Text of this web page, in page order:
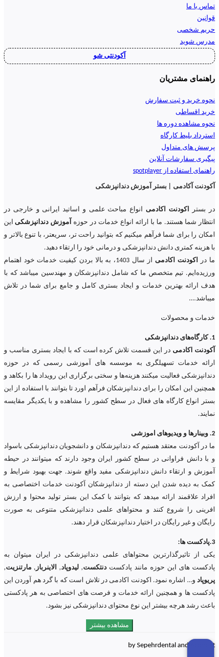
تماس با ما
قوانین
حریم شخصی
مدرس شوید
آکودنتی شو
راهنمای مشتریان
نحوه خرید و ثبت سفارش
خرید اقساطی
نحوه مشاهده دوره ها
استرداد بلیط کارگاه
پرسش های متداول
پیگیری سفارشات آنلاین
راهنمای استفاده از spotplayer
آکودنت آکادمی | بستر آموزش دندانپزشکی
در بستر اکودنت اکادمی انواع مباحث علمی و اساتید ایرانی و خارجی در
انتظار شما هستند. ما با ارائه انواع خدمات در حوزه آموزش دندانپزشکی این
امکان را برای شما فرآهم میکنیم که بتوانید راحت تر، سریعتر، با تنوع بالاتر و
با هزینه کمتری دانش دندانپزشکی و درمانی خود را ارتقاء دهید.
ما در
اکودنت اکادمی
از سال 1403، به بالا بردن کیفیت خدمات خود اهتمام
ورزیده‌‌ایم. تیم متخصص ما که شامل دندانپزشکان و مهندسین میباشد که با
هدف ارائه بهترین خدمات و ایجاد بستری کامل و جامع برای شما در تلاش
میباشد.…
خدمات و محصولات
1. کارگاه‌های دندانپزشکی
آکودنت اکادمی در این قسمت تلاش کرده است که با ایجاد بستری مناسب و
ارائه خدمات تسهیلگری به موسسه های آموزشی رسمی که در حوزه
دندانپزشکی فعالیت میکنند هزینه‌ها و سختی برگزاری این رویداد ها را بکاهد و
همچنین این امکان را برای دندانپزشکان فرآهم اورد تا بتوانند با استفاده از این
بستر انواع کارگاه های فعال در سطح کشور را مشاهده و با یکدیگر مقایسه
نمایند.
2. وبینارها و ویدیوهای اموزشی
ما در آکودنت معتقد هستیم که دندانپزشکان و دانشجویان دندانپزشکی باسواد
و با دانش فراوانی در سطح کشور ایران وجود دارند که میتوانند در حیطه
آموزش و ارتقاء دانش دندانپزشکی مفید واقع شوند. جهت بهبود شرایط و
کمک به دیده شدن این دسته از دندانپزشکان آکودنت خدمات اختصاصی به
افراد علاقمند ارائه میدهد که بتوانند با کمک این بستر تولید محتوا و ارزش
افرینی را شروع کنند و محتواهای علمی دندانپزشکی متنوعی به صورت
رایگان و غیر رایگان در اختیار دندانپزشکان قرار دهند.
3.پادکست ها:
یکی از تاثیرگذارترین محتواهای علمی دندانپزشکی در ایران میتوان به
پادکست های این حوزه مانند پادکست دنتکست, لیدوپاد, الاینرباز , مارتنزیت,
پریوپاد و… اشاره نمود. اکودنت اکادمی در تلاش است که با گرد هم آوردن این
پادکست ها و همچنین ارائه خدمات و فرصت های اختصاصی به هر پادکستی
باعث رشد هرچه بیشتر این نوع محتوای دندانپزشکی نیز بشود.
مشاهده بیشتر
by Sepehrdental and Acodent